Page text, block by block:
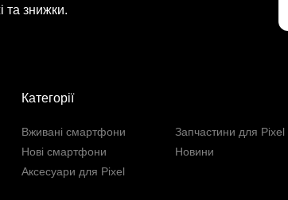
та знижки.
Категорії
Вживані смартфони
Нові смартфони
Аксесуари для Pixel
Запчастини для Pixel
Новини